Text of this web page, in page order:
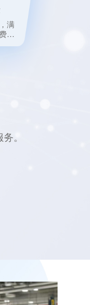
满
使
。